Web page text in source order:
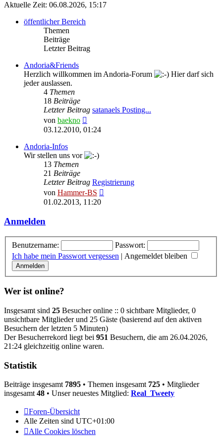
Aktuelle Zeit: 06.08.2026, 15:17
öffentlicher Bereich
Themen
Beiträge
Letzter Beitrag
Andoria&Friends
Herzlich willkommen im Andoria-Forum
Hier darf sich
jeder auslassen.
4 Themen
18 Beiträge
Letzter Beitrag satanaels Posting...
von baekno
Beitrag
03.12.2010, 01:24
Andoria-Infos
Wir stellen uns vor
13 Themen
21 Beiträge
Letzter Beitrag Registrierung
von Hammer-BS
01.02.2013, 11:20
Anmelden
Benutzername:
Passwort:
Ich habe mein Passwort vergessen | Angemeldet bleiben
Wer ist online?
Insgesamt sind 25 Besucher online :: 0 sichtbare Mitglieder, 0
unsichtbare Mitglieder und 25 Gäste (basierend auf den aktiven
Besuchern der letzten 5 Minuten)
Der Besucherrekord liegt bei 951 Besuchern, die am 26.04.2026,
21:24 gleichzeitig online waren.
Statistik
Beiträge insgesamt 7895 • Themen insgesamt 725 • Mitglieder
insgesamt 48 • Unser neuestes Mitglied: Real_Tweety
Foren-Übersicht
Alle Zeiten sind UTC+01:00
Alle Cookies löschen